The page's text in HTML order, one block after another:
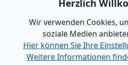
"Wir wollen die
Alle Videos
Herzlich
Wir verwenden Cookies,
soziale Medien
Hier können Sie Ihre
Weitere Informationen